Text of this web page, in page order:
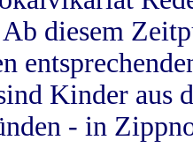
diesem
Kinder aus
- in